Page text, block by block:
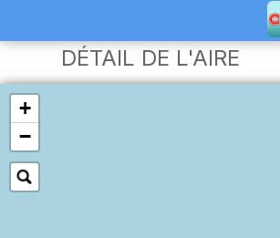
DÉTAIL DE L'AIRE
+
−